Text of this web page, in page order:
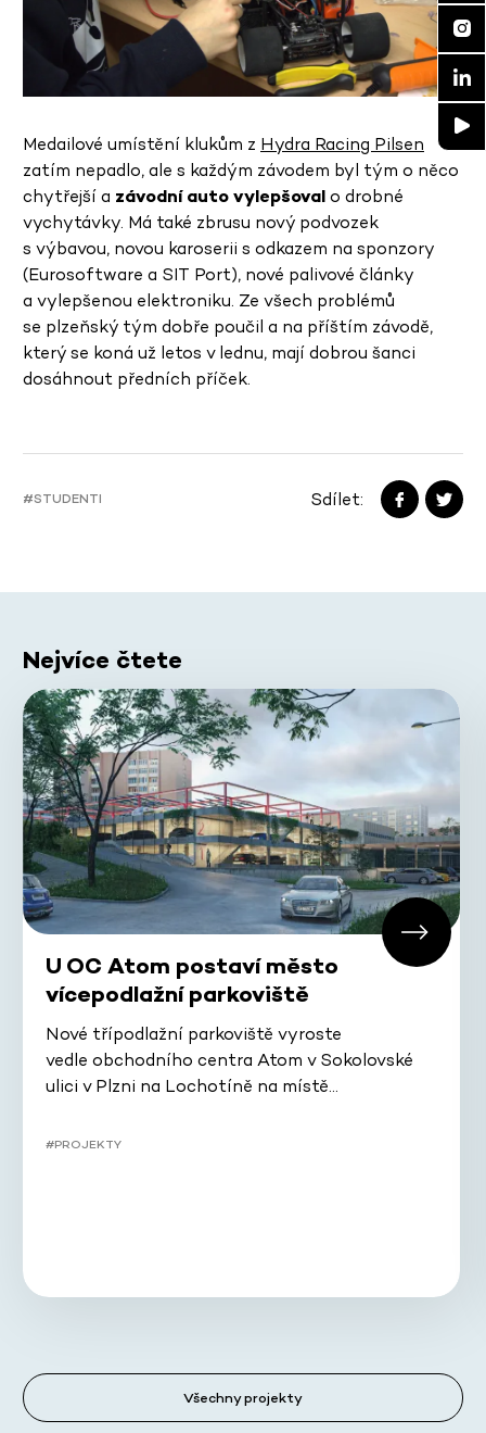
Medailové umístění klukům z Hydra Racing Pilsen
zatím nepadlo, ale s každým závodem byl tým o něco
chytřejší a závodní auto vylepšovalo drobné
vychytávky. Má také zbrusu nový podvozek
s výbavou, novou karoserii s odkazem na sponzory
(Eurosoftware a SIT Port), nové palivové články
a vylepšenou elektroniku. Ze všech problémů
se plzeňský tým dobře poučil a na příštím závodě,
který se koná už letos v lednu, mají dobrou šanci
dosáhnout předních příček.
#STUDENTI Sdílet:
Nejvíce čtete
U OC Atom postaví město
vícepodlažní parkoviště
Nové třípodlažní parkoviště vyroste
vedle obchodního centra Atom v Sokolovské
ulici v Plzni na Lochotíně na místě…
#PROJEKTY
Všechny projekty